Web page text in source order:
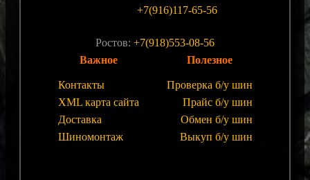
+7(916)117-65-56
Ростов: +7(918)553-08-56
Важное
Контакты
XML карта сайта
Доставка
Шиномонтаж
Полезное
Проверка б/у шин
Прайс б/у шин
Обмен б/у шин
Выкуп б/у шин